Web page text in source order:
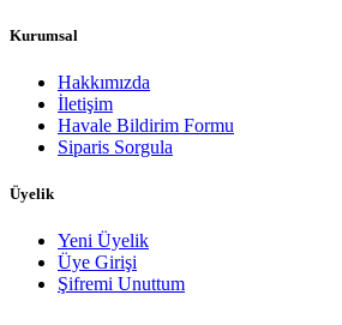
Kurumsal
Hakkımızda
İletişim
Havale Bildirim Formu
Siparis Sorgula
Üyelik
Yeni Üyelik
Üye Girişi
Şifremi Unuttum